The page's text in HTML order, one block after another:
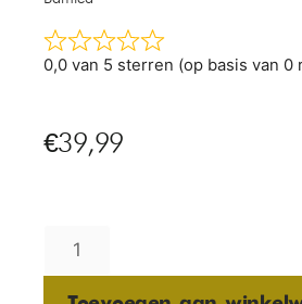
0,0 van 5 sterren (op basis van 0
€39,99